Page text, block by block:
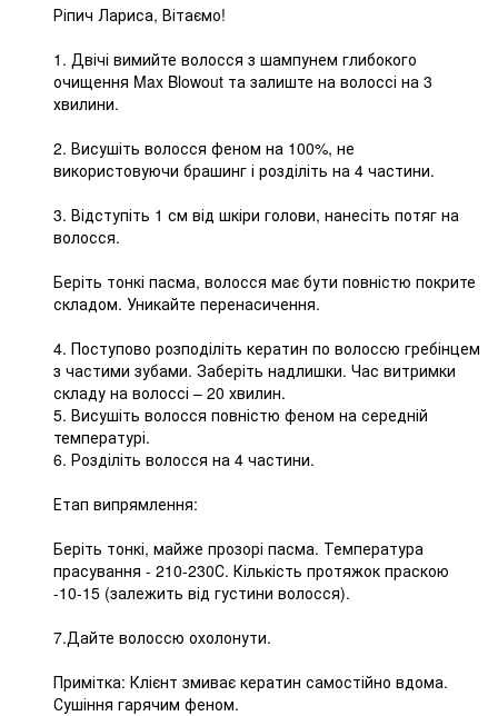
Ріпич Лариса, Вітаємо!
1. Двічі вимийте волосся з шампунем глибокого
очищення Max Blowout та залиште на волоссі на 3
хвилини.
2. Висушіть волосся феном на 100%, не
використовуючи брашинг і розділіть на 4 частини.
3. Відступіть 1 см від шкіри голови, нанесіть потяг на
волосся.
Беріть тонкі пасма, волосся має бути повністю покрите
складом. Уникайте перенасичення.
4. Поступово розподіліть кератин по волоссю гребінцем
з частими зубами. Заберіть надлишки. Час витримки
складу на волоссі – 20 хвилин.
5. Висушіть волосся повністю феном на середній
температурі.
6. Розділіть волосся на 4 частини.
Етап випрямлення:
Беріть тонкі, майже прозорі пасма. Температура
прасування - 210-230С. Кількість протяжок праскою
-10-15 (залежить від густини волосся).
7.Дайте волоссю охолонути.
Примітка: Клієнт змиває кератин самостійно вдома.
Сушіння гарячим феном.